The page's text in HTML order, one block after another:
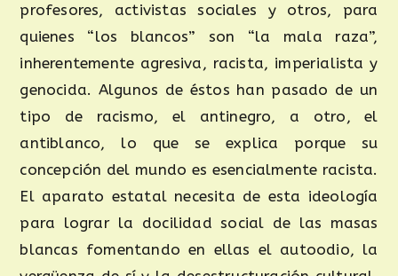
profesores, activistas sociales y otros, para
quienes “los blancos” son “la mala raza”,
inherentemente agresiva, racista, imperialista y
genocida. Algunos de éstos han pasado de un
tipo de racismo, el antinegro, a otro, el
antiblanco, lo que se explica porque su
concepción del mundo es esencialmente racista.
El aparato estatal necesita de esta ideología
para lograr la docilidad social de las masas
blancas fomentando en ellas el autoodio, la